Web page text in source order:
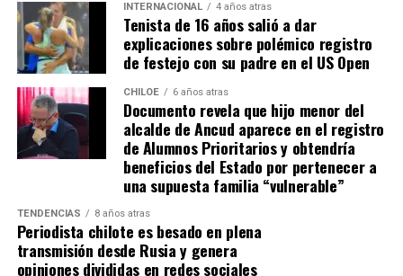
Actualmente, Gómez se encuentra en Santiago
realizando trámites y participando como invitada en
distintos medios de comunicación. Aunque aún no tiene
una fecha exacta para su viaje a Estados Unidos, donde
se administra el medicamento, indicó que esperan
realizarlo «a mediados de junio».
Cabe destacar que, pese a que se logró reunir el dinero y,
por ende, la meta se cumplió, continúan circulando por
redes sociales, eventos a beneficios de Tomás Ross.
¿Como ayudar?
INTERNACIONAL 4 años atras
Tenista de 16 años salió a dar
explicaciones sobre polémico registro
de festejo con su padre en el US Open
CHILOE 6 años atras
Documento revela que hijo menor del
alcalde de Ancud aparece en el registro
de Alumnos Prioritarios y obtendría
beneficios del Estado por pertenecer a
una supuesta familia “vulnerable”
TENDENCIAS 8 años atras
Periodista chilote es besado en plena
transmisión desde Rusia y genera
opiniones divididas en redes sociales